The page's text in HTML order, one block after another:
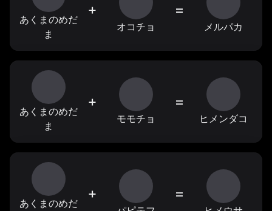
あくまのめだ
ま
+
オコチョ
=
メルパカ
あくまのめだ
ま
+
モモチョ
=
ヒメンダコ
あくまのめだ
+ =